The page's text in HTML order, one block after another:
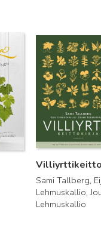
Sami Tallberg,
Lehmuskallio,
Lehmuskallio
Lue lisää